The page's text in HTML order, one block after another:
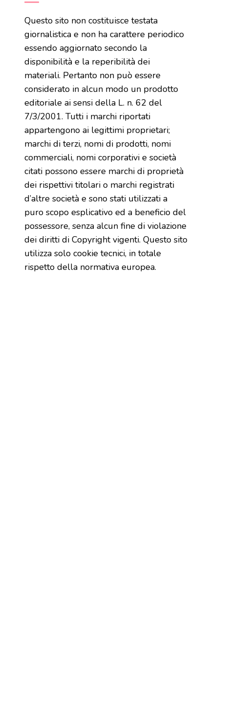
Questo sito non costituisce testata
giornalistica e non ha carattere periodico
essendo aggiornato secondo la
disponibilità e la reperibilità dei
materiali. Pertanto non può essere
considerato in alcun modo un prodotto
editoriale ai sensi della L. n. 62 del
7/3/2001. Tutti i marchi riportati
appartengono ai legittimi proprietari;
marchi di terzi, nomi di prodotti, nomi
commerciali, nomi corporativi e società
citati possono essere marchi di proprietà
dei rispettivi titolari o marchi registrati
d’altre società e sono stati utilizzati a
puro scopo esplicativo ed a beneficio del
possessore, senza alcun fine di violazione
dei diritti di Copyright vigenti. Questo sito
utilizza solo cookie tecnici, in totale
rispetto della normativa europea.